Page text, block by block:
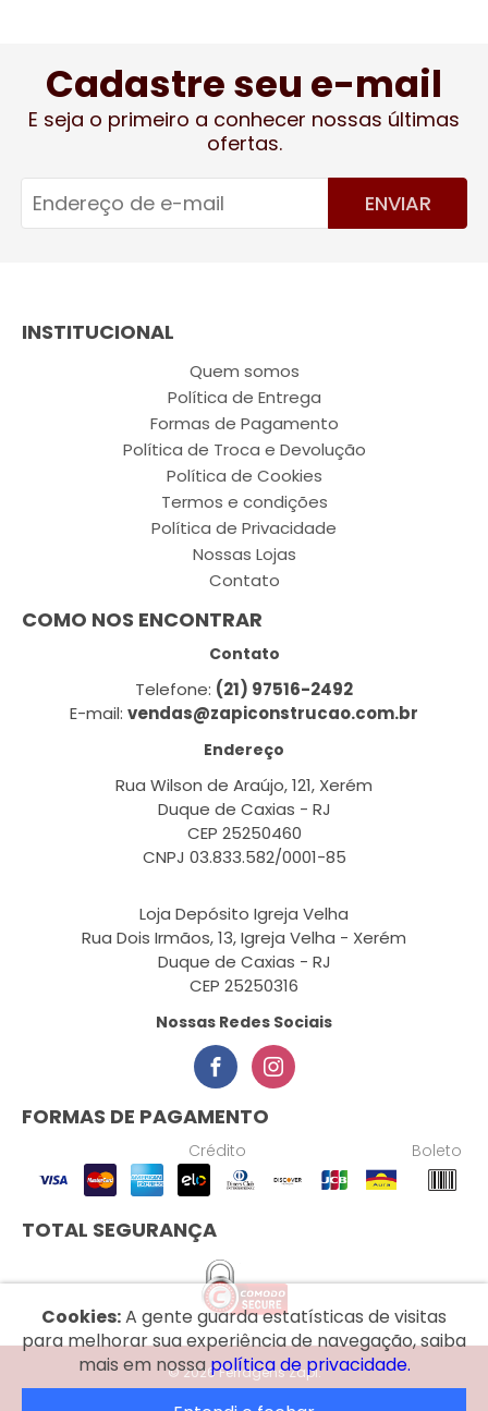
Cadastre seu e-mail
E seja o primeiro a conhecer nossas últimas
ofertas.
ENVIAR
INSTITUCIONAL
Quem somos
Política de Entrega
Formas de Pagamento
Política de Troca e Devolução
Política de Cookies
Termos e condições
Política de Privacidade
Nossas Lojas
Contato
COMO NOS ENCONTRAR
Contato
Telefone: (21) 97516-2492
E-mail: vendas@zapiconstrucao.com.br
Endereço
Rua Wilson de Araújo, 121, Xerém
Duque de Caxias - RJ
CEP 25250460
CNPJ 03.833.582/0001-85
Loja Depósito Igreja Velha
Rua Dois Irmãos, 13, Igreja Velha - Xerém
Duque de Caxias - RJ
CEP 25250316
Nossas Redes Sociais
FORMAS DE PAGAMENTO
Crédito Boleto
TOTAL SEGURANÇA
Cookies:A gente guarda estatísticas de visitas
para melhorar sua experiência de navegação, saiba
mais em nossapolítica de privacidade.
© 2026 Ferragens Zapi.